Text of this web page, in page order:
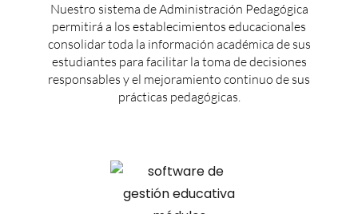
Nuestro sistema de Administración Pedagógica
permitirá a los establecimientos educacionales
consolidar toda la información académica de sus
estudiantes para facilitar la toma de decisiones
responsables y el mejoramiento continuo de sus
prácticas pedagógicas.